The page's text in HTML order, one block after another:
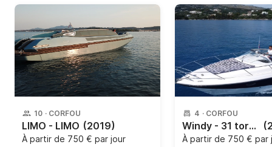
10 · CORFOU
LIMO - LIMO (2019)
À partir de 750 € par jour
4 · CORFOU
Windy - 31 tornado
À partir de 750 € par